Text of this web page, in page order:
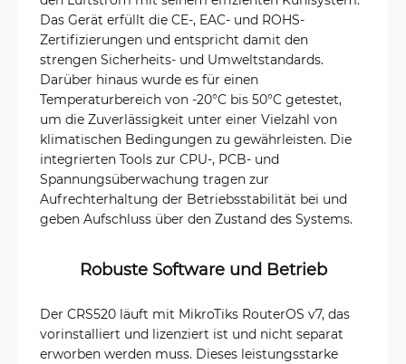
Das Gerät erfüllt die CE-, EAC- und ROHS-
Zertifizierungen und entspricht damit den
strengen Sicherheits- und Umweltstandards.
Darüber hinaus wurde es für einen
Temperaturbereich von -20°C bis 50°C getestet,
um die Zuverlässigkeit unter einer Vielzahl von
klimatischen Bedingungen zu gewährleisten. Die
integrierten Tools zur CPU-, PCB- und
Spannungsüberwachung tragen zur
Aufrechterhaltung der Betriebsstabilität bei und
geben Aufschluss über den Zustand des Systems.
Robuste Software und Betrieb
Der CRS520 läuft mit MikroTiks RouterOS v7, das
vorinstalliert und lizenziert ist und nicht separat
erworben werden muss. Dieses leistungsstarke